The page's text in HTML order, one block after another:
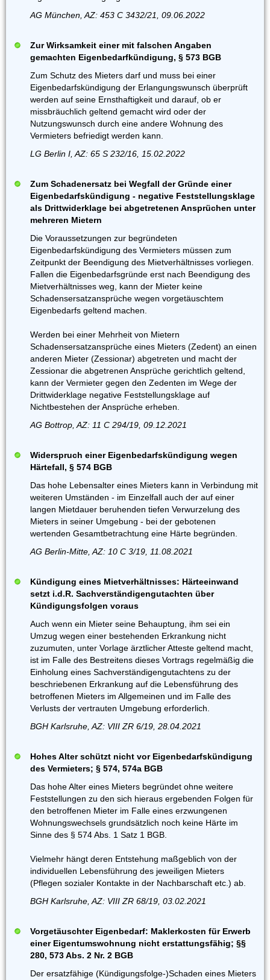
AG München, AZ: 453 C 3432/21, 09.06.2022
Zur Wirksamkeit einer mit falschen Angaben
gemachten Eigenbedarfkündigung, § 573 BGB
Zum Schutz des Mieters darf und muss bei einer
Eigenbedarfskündigung der Erlangungswunsch überprüft
werden auf seine Ernsthaftigkeit und darauf, ob er
missbräuchlich geltend gemacht wird oder der
Nutzungswunsch durch eine andere Wohnung des
Vermieters befriedigt werden kann.
LG Berlin I, AZ: 65 S 232/16, 15.02.2022
Zum Schadenersatz bei Wegfall der Gründe einer
Eigenbedarfskündigung - negative Feststellungsklage
als Drittwiderklage bei abgetretenen Ansprüchen unter
mehreren Mietern
Die Voraussetzungen zur begründeten
Eigenbedarfskündigung des Vermieters müssen zum
Zeitpunkt der Beendigung des Mietverhältnisses vorliegen.
Fallen die Eigenbedarfsgründe erst nach Beendigung des
Mietverhältnisses weg, kann der Mieter keine
Schadensersatzansprüche wegen vorgetäuschtem
Eigenbedarfs geltend machen.
Werden bei einer Mehrheit von Mietern
Schadensersatzansprüche eines Mieters (Zedent) an einen
anderen Mieter (Zessionar) abgetreten und macht der
Zessionar die abgetrenen Ansprüche gerichtlich geltend,
kann der Vermieter gegen den Zedenten im Wege der
Drittwiderklage negative Feststellungsklage auf
Nichtbestehen der Ansprüche erheben.
AG Bottrop, AZ: 11 C 294/19, 09.12.2021
Widerspruch einer Eigenbedarfskündigung wegen
Härtefall, § 574 BGB
Das hohe Lebensalter eines Mieters kann in Verbindung mit
weiteren Umständen - im Einzelfall auch der auf einer
langen Mietdauer beruhenden tiefen Verwurzelung des
Mieters in seiner Umgebung - bei der gebotenen
wertenden Gesamtbetrachtung eine Härte begründen.
AG Berlin-Mitte, AZ: 10 C 3/19, 11.08.2021
Kündigung eines Mietverhältnisses: Härteeinwand
setzt i.d.R. Sachverständigengutachten über
Kündigungsfolgen voraus
Auch wenn ein Mieter seine Behauptung, ihm sei ein
Umzug wegen einer bestehenden Erkrankung nicht
zuzumuten, unter Vorlage ärztlicher Atteste geltend macht,
ist im Falle des Bestreitens dieses Vortrags regelmäßig die
Einholung eines Sachverständigengutachtens zu der
beschriebenen Erkrankung auf die Lebensführung des
betroffenen Mieters im Allgemeinen und im Falle des
Verlusts der vertrauten Umgebung erforderlich.
BGH Karlsruhe, AZ: VIII ZR 6/19, 28.04.2021
Hohes Alter schützt nicht vor Eigenbedarfskündigung
des Vermieters; § 574, 574a BGB
Das hohe Alter eines Mieters begründet ohne weitere
Feststellungen zu den sich hieraus ergebenden Folgen für
den betroffenen Mieter im Falle eines erzwungenen
Wohnungswechsels grundsätzlich noch keine Härte im
Sinne des § 574 Abs. 1 Satz 1 BGB.
Vielmehr hängt deren Entstehung maßgeblich von der
individuellen Lebensführung des jeweiligen Mieters
(Pflegen sozialer Kontakte in der Nachbarschaft etc.) ab.
BGH Karlsruhe, AZ: VIII ZR 68/19, 03.02.2021
Vorgetäuschter Eigenbedarf: Maklerkosten für Erwerb
einer Eigentumswohnung nicht erstattungsfähig; §§
280, 573 Abs. 2 Nr. 2 BGB
Der ersatzfähige (Kündigungsfolge-)Schaden eines Mieters